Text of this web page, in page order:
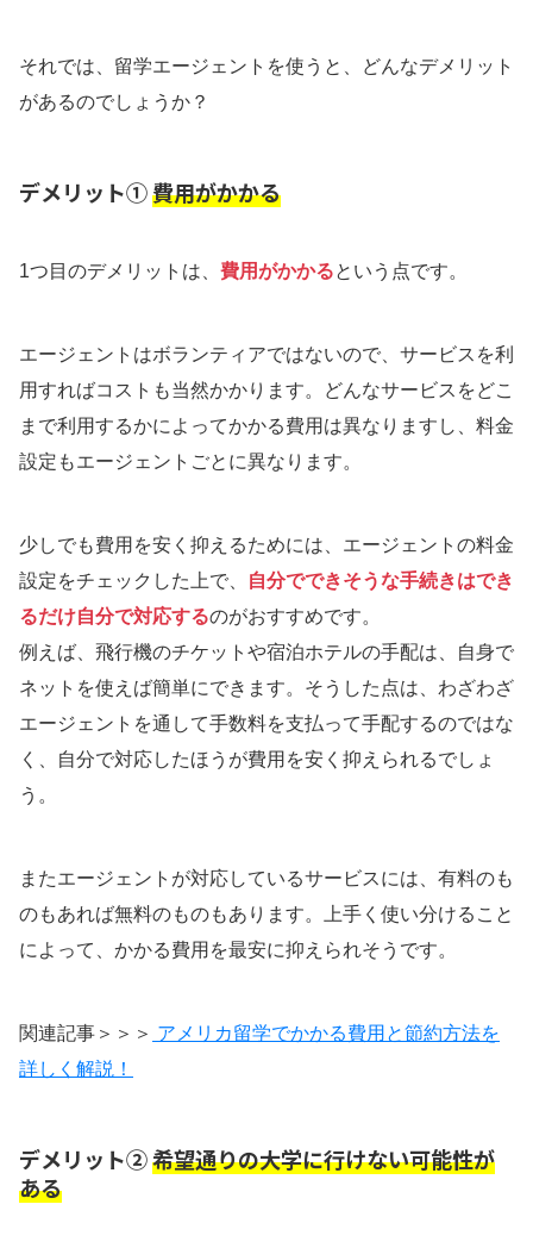
それでは、留学エージェントを使うと、どんなデメリット
があるのでしょうか？
デメリット①費用がかかる
1つ目のデメリットは、 費用がかかるという点です。
エージェントはボランティアではないので、サービスを利
用すればコストも当然かかります。どんなサービスをどこ
まで利用するかによってかかる費用は異なりますし、料金
設定もエージェントごとに異なります。
少しでも費用を安く抑えるためには、エージェントの料金
設定をチェックした上で、
自分でできそうな手続きはでき
るだけ自分で対応するのがおすすめです。
例えば、飛行機のチケットや宿泊ホテルの手配は、自身で
ネットを使えば簡単にできます。そうした点は、わざわざ
エージェントを通して手数料を支払って手配するのではな
く、自分で対応したほうが費用を安く抑えられるでしょ
う。
またエージェントが対応しているサービスには、有料のも
のもあれば無料のものもあります。上手く使い分けること
によって、かかる費用を最安に抑えられそうです。
関連記事＞＞＞ アメリカ留学でかかる費用と節約方法を
詳しく解説！
デメリット②希望通りの大学に行けない可能性が
ある